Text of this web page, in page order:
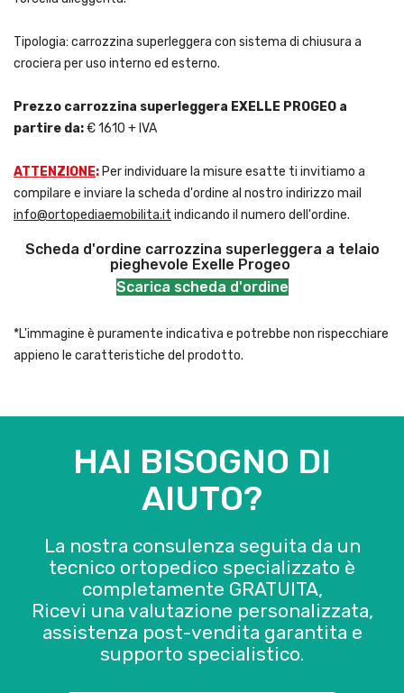
Tipologia: carrozzina superleggera con sistema di chiusura a
crociera per uso interno ed esterno.
Prezzo carrozzina superleggera EXELLE PROGEO a
partire da:€ 1610 + IVA
ATTENZIONE: Per individuare la misure esatte ti invitiamo a
compilare e inviare la scheda d'ordine al nostro indirizzo mail
info@ortopediaemobilita.it indicando il numero dell'ordine.
Scheda d'ordine carrozzina superleggera a telaio
pieghevole Exelle Progeo
Scarica scheda d'ordine
*L'immagine è puramente indicativa e potrebbe non rispecchiare
appieno le caratteristiche del prodotto.
HAI BISOGNO DI
AIUTO?
La nostra consulenza seguita da un
tecnico ortopedico specializzato è
completamente GRATUITA,
Ricevi una valutazione personalizzata,
assistenza post-vendita garantita e
supporto specialistico.